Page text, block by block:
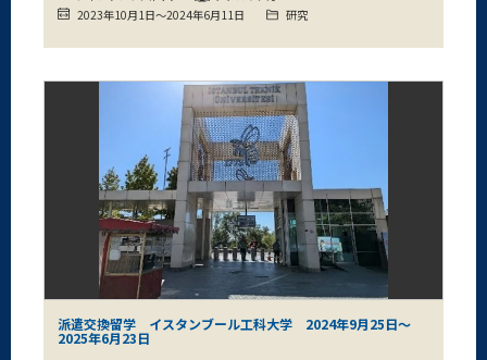
2023年10月1日～2024年6月11日
研究
派遣交換留学 イスタンブール工科大学 2024年9月25日～
2025年6月23日